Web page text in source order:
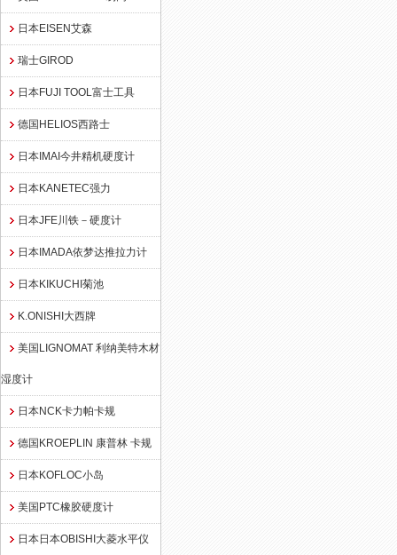
日本EISEN艾森
瑞士GIROD
日本FUJI TOOL富士工具
德国HELIOS西路士
日本IMAI今井精机硬度计
日本KANETEC强力
日本JFE川铁－硬度计
日本IMADA依梦达推拉力计
日本KIKUCHI菊池
K.ONISHI大西牌
美国LIGNOMAT 利纳美特木材
湿度计
日本NCK卡力帕卡规
德国KROEPLIN 康普林 卡规
日本KOFLOC小岛
美国PTC橡胶硬度计
日本日本OBISHI大菱水平仪